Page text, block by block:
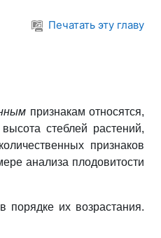
Печатать эту главу
признакам относятся,
стеблей растений,
признаков
анализа плодовитости
порядке их возрастания.